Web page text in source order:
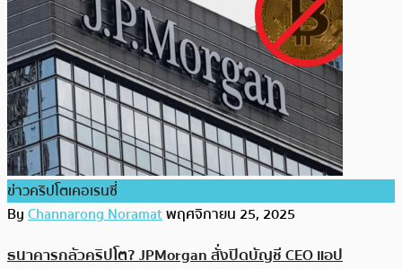
ข่าวคริปโตเคอเรนซี่
ByChannarong Noramatพฤศจิกายน 25, 2025
ธนาคารกลัวคริปโต? JPMorgan สั่งปิดบัญชี CEO แอป